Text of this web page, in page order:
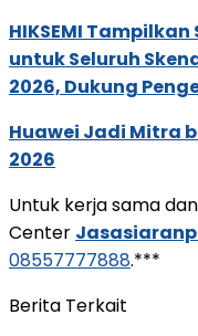
HIKSEMI
untuk Seluruh
2026, Dukung
Huawei Jadi Mitra
2026
Untuk kerja sama
Center
08557777888.***
Berita Terkait